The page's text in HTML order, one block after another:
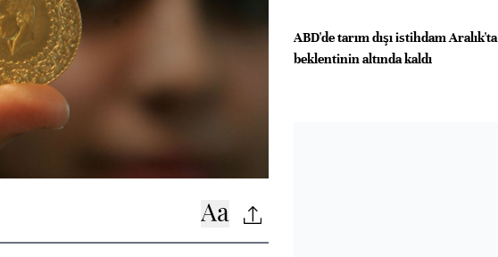
ABD'de tarım dışı istihdam Aralık'ta
beklentinin altında kaldı